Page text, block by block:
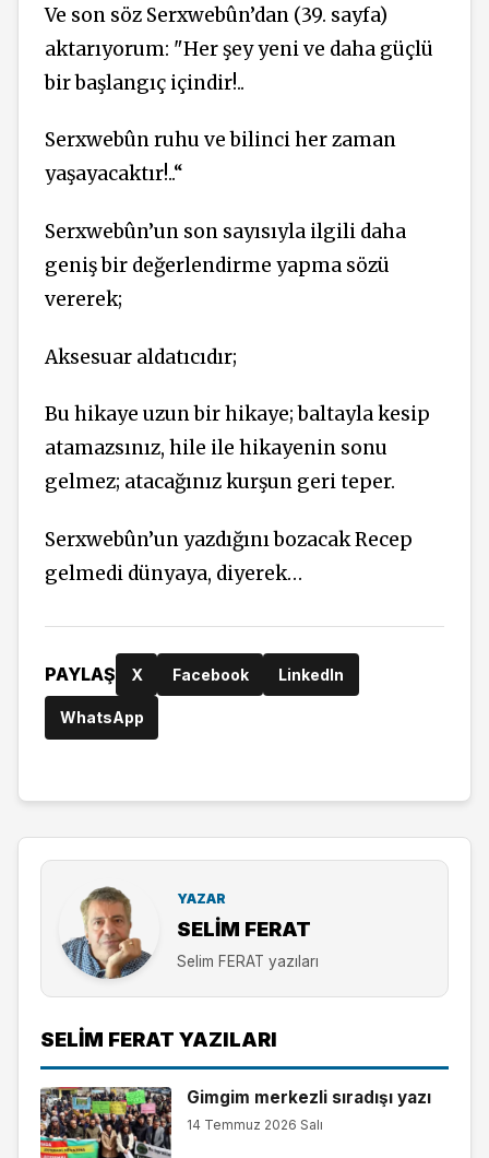
Ve son söz Serxwebûn’dan (39. sayfa)
aktarıyorum: "Her şey yeni ve daha güçlü
bir başlangıç içindir!..
Serxwebûn ruhu ve bilinci her zaman
yaşayacaktır!..“
Serxwebûn’un son sayısıyla ilgili daha
geniş bir değerlendirme yapma sözü
vererek;
Aksesuar aldatıcıdır;
Bu hikaye uzun bir hikaye; baltayla kesip
atamazsınız, hile ile hikayenin sonu
gelmez; atacağınız kurşun geri teper.
Serxwebûn’un yazdığını bozacak Recep
gelmedi dünyaya, diyerek…
PAYLAŞ X Facebook LinkedIn
WhatsApp
YAZAR
SELIM FERAT
Selim FERAT yazıları
SELIM FERAT YAZILARI
Gimgim merkezli sıradışı yazı
14 Temmuz 2026 Salı